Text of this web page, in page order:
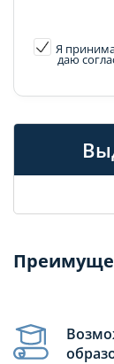
Я
даю